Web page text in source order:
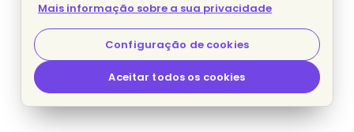
Mais informação sobre a sua privacidade
Configuração de cookies
Aceitar todos os cookies